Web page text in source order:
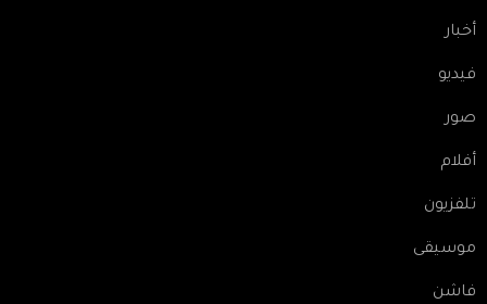
أخبار
فيديو
صور
أفلام
تلفزيون
موسيقى
فاشن